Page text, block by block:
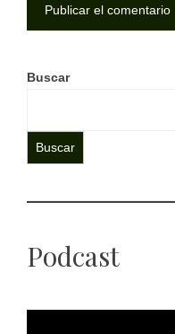
Buscar
Buscar
Podcast